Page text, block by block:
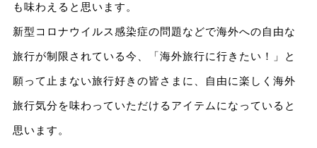
も味わえると思います。
新型コロナウイルス感染症の問題などで海外への自由な
旅行が制限されている今、「海外旅行に行きたい！」と
願って止まない旅行好きの皆さまに、自由に楽しく海外
旅行気分を味わっていただけるアイテムになっていると
思います。